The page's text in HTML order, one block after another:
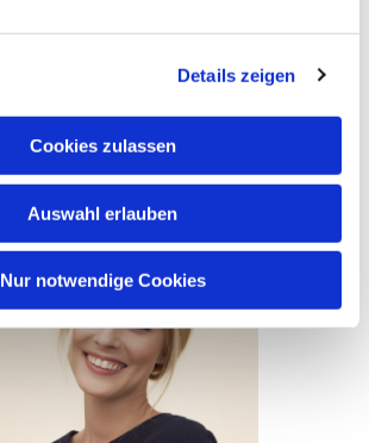
Details zeigen
Cookies zulassen
Auswahl erlauben
Nur notwendige Cookies